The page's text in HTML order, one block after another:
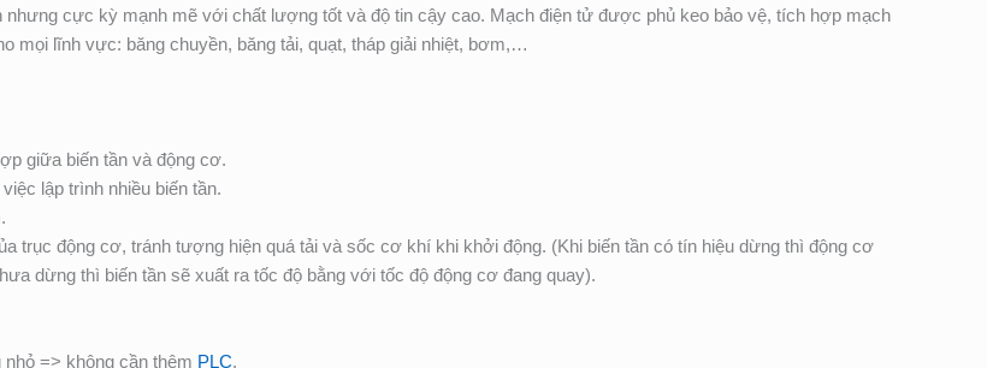
nhưng cực kỳ mạnh mẽ với chất lượng tốt và độ tin cậy cao. Mạch điện tử được phủ keo bảo vệ, tích hợp mạch
mọi lĩnh vực: băng chuyền, băng tải, quạt, tháp giải nhiệt, bơm,…
giữa biến tần và động cơ.
lập trình nhiều biến tần.
trục động cơ, tránh tượng hiện quá tải và sốc cơ khí khi khởi động. (Khi biến tần có tín hiệu dừng thì động cơ
dừng thì biến tần sẽ xuất ra tốc độ bằng với tốc độ động cơ đang quay).
=> không cần thêm PLC.